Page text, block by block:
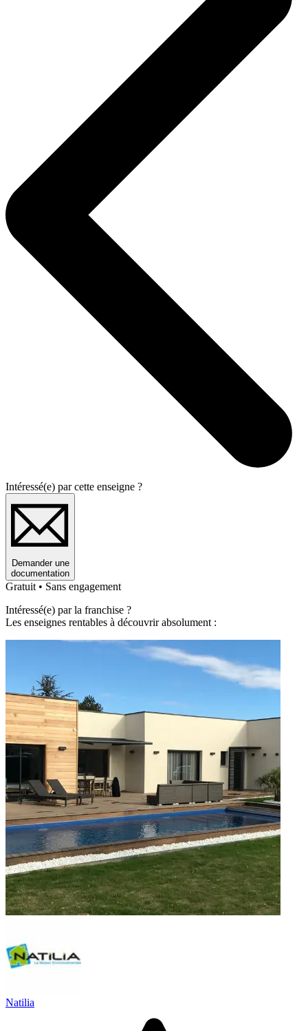
Intéressé(e) par cette enseigne ?
Demander une
documentation
Gratuit • Sans engagement
Intéressé(e) par la franchise ?
Les enseignes rentables à découvrir absolument :
Natilia